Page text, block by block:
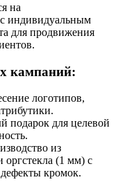
на
индивидуальным
для продвижения
кампаний:
логотипов,
подарок для целевой
из
(1 мм) с
кромок.